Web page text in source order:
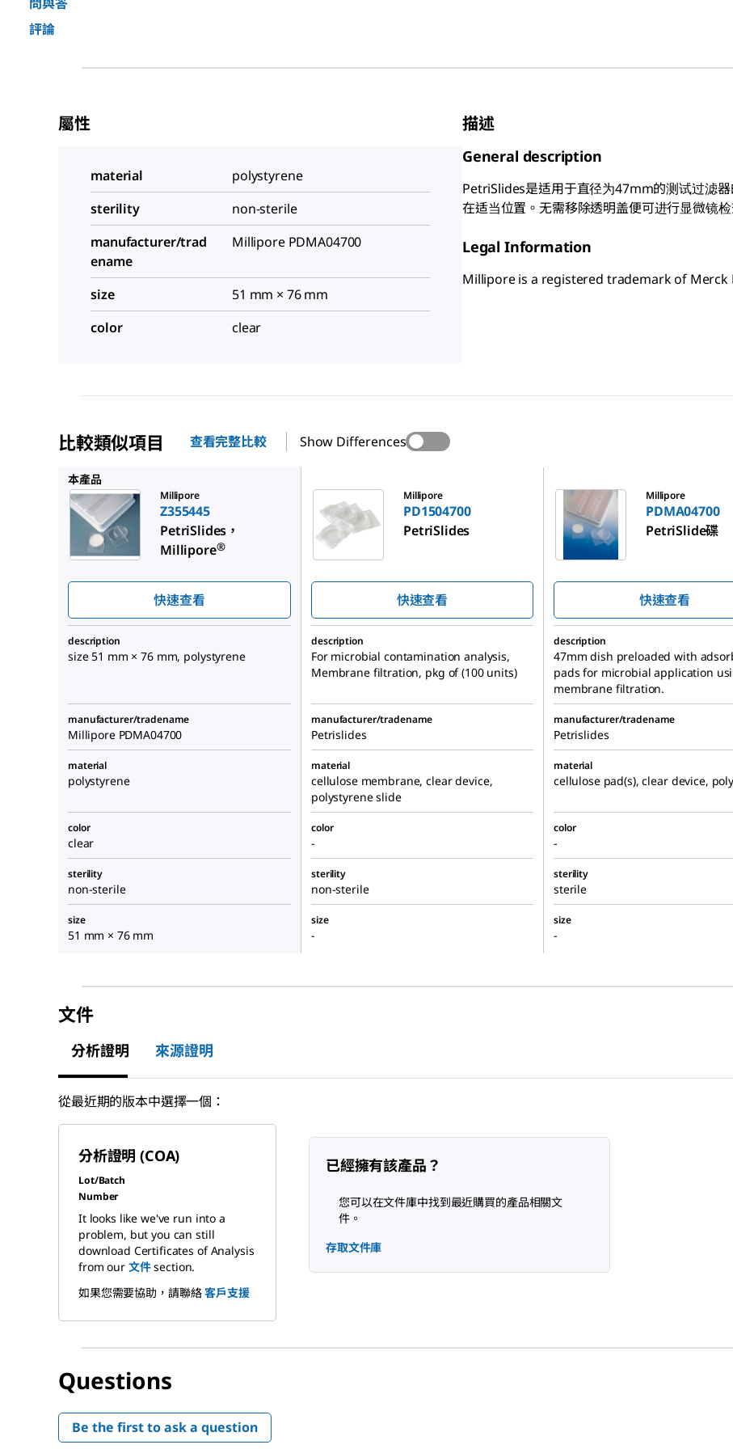
評論
屬性
material
polystyrene
sterility
non-sterile
manufacturer/trad
ename
Millipore PDMA04700
size
51 mm × 76 mm
color
clear
描述
General description
PetriSlides是适用于直径为47mm的测试过滤
在适当位置。无需移除透明盖便可进行显微镜
Legal Information
Millipore is a registered trademark of Merck
比較類似項目 查看完整比較 Show Differences
本產品
Millipore
Z355445
PetriSlides，
Millipore®
快速查看
Millipore
PD1504700
PetriSlides
快速查看
Millipore
PDMA04700
PetriSlide碟
快速查看
description
size 51 mm × 76 mm, polystyrene
description
For microbial contamination analysis,
Membrane filtration, pkg of (100 units)
description
47mm dish preloaded with
pads for microbial application
membrane filtration.
manufacturer/tradename
Millipore PDMA04700
manufacturer/tradename
Petrislides
manufacturer/tradename
Petrislides
material
polystyrene
material
cellulose membrane, clear device,
polystyrene slide
material
cellulose pad(s), clear device,
color
clear
color
-
color
-
sterility
non-sterile
sterility
non-sterile
sterility
sterile
size
51 mm × 76 mm
size
-
size
-
文件
分析證明 來源證明
從最近期的版本中選擇一個：
分析證明 (COA)
Lot/Batch
Number
It looks like we've run into a
problem, but you can still
download Certificates of Analysis
from our 文件section.
如果您需要協助，請聯絡客戶支援
已經擁有該產品？
您可以在文件庫中找到最近購買的產品相關文
件。
存取文件庫
Questions
Be the first to ask a question